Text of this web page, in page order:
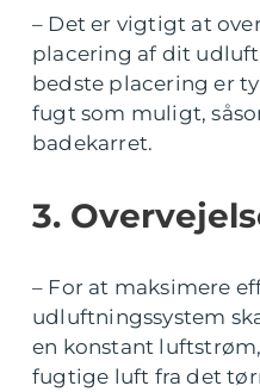
– Det er vigtigt at
placering af dit
bedste placering er
fugt som muligt,
badekarret.
3.
– For at maksimere
udluftningssystem
en konstant
fugtige luft fra det